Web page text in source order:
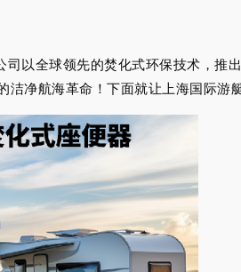
以全球领先的焚化式环保技术，推
净航海革命！下面就让上海国际游